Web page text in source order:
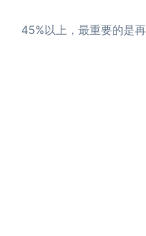
45%以上，最重要的是